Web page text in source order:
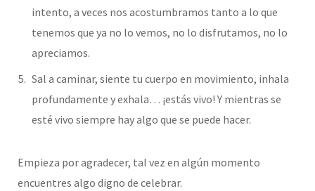
intento, a veces nos acostumbramos tanto a lo que
tenemos que ya no lo vemos, no lo disfrutamos, no lo
apreciamos.
Sal a caminar, siente tu cuerpo en movimiento, inhala
profundamente y exhala… ¡estás vivo! Y mientras se
esté vivo siempre hay algo que se puede hacer.
Empieza por agradecer, tal vez en algún momento
encuentres algo digno de celebrar.